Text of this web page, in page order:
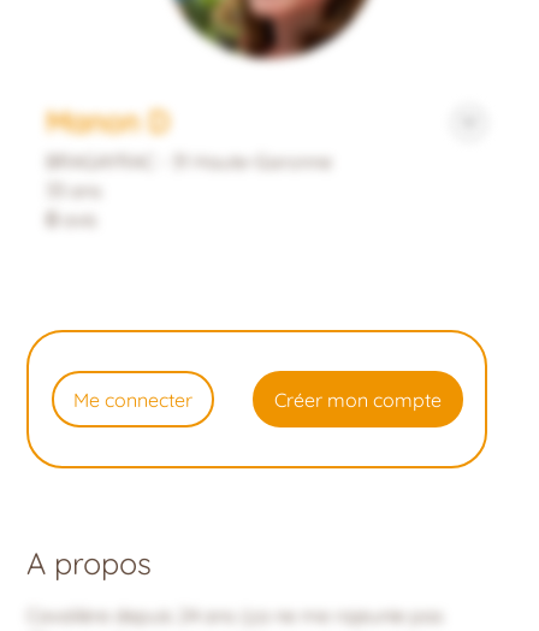
Manon D
BRAGAYRAC - 31 Haute-Garonne
33 ans
0 avis
Me connecter Créer mon compte
A propos
Cavalière depuis 24 ans (ça ne me rajeunie pas